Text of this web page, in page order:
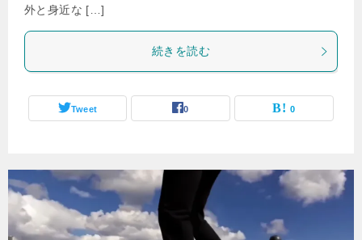
外と身近な […]
続きを読む
Tweet 0 0